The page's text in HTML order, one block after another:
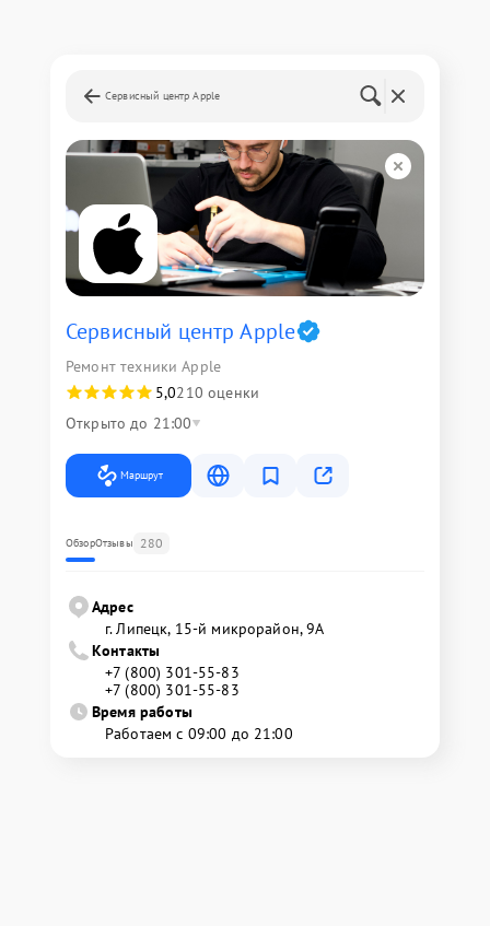
Сервисный центр Apple
Сервисный центр Apple
Ремонт техники Apple
5,0210 оценки
Открыто до 21:00
Маршрут
ОбзорОтзывы 280
Адрес
г. Липецк, 15-й микрорайон, 9А
Контакты
+7 (800) 301-55-83
+7 (800) 301-55-83
Время работы
Работаем с 09:00 до 21:00